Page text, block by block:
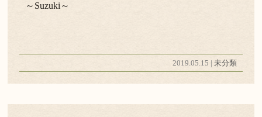
～Suzuki～
2019.05.15 | 未分類